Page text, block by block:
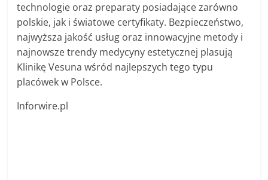
technologie oraz preparaty posiadające zarówno
polskie, jak i światowe certyfikaty. Bezpieczeństwo,
najwyższa jakość usług oraz innowacyjne metody i
najnowsze trendy medycyny estetycznej plasują
Klinikę Vesuna wśród najlepszych tego typu
placówek w Polsce.
Inforwire.pl